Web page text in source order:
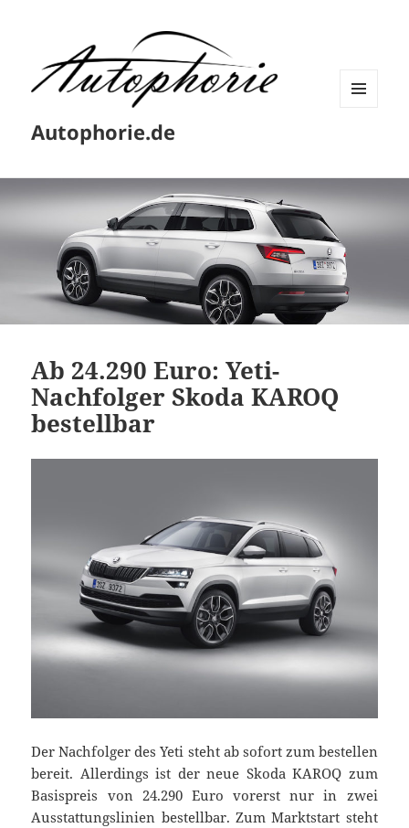
Autophorie.de
Ab 24.290 Euro: Yeti-
Nachfolger Skoda KAROQ
bestellbar
Der Nachfolger des Yeti steht ab sofort zum bestellen
bereit. Allerdings ist der neue Skoda KAROQ zum
Basispreis von 24.290 Euro vorerst nur in zwei
Ausstattungslinien bestellbar. Zum Marktstart steht